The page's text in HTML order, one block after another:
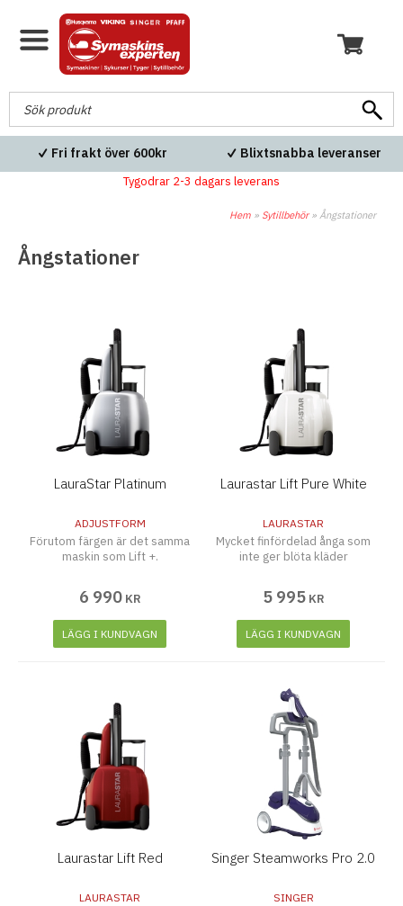
Fri frakt över 600kr Blixtsnabba leveranser
Tygodrar 2-3 dagars leverans
Hem » Sytillbehör» Ångstationer
Ångstationer
LauraStar Platinum
ADJUSTFORM
Förutom färgen är det samma
maskin som Lift +.
6 990 KR
LÄGG I KUNDVAGN
Laurastar Lift Pure White
LAURASTAR
Mycket finfördelad ånga som
inte ger blöta kläder
5 995 KR
LÄGG I KUNDVAGN
Laurastar Lift Red
LAURASTAR
Singer Steamworks Pro 2.0
SINGER